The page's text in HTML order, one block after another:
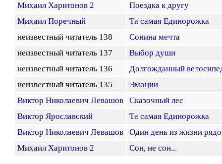
Михаил Харитонов 2
Поездка к другу
Михаил Поречный
Та самая Единорожка
неизвестный читатель 138
Сонина мечта
неизвестный читатель 137
Выбор души
неизвестный читатель 136
Долгожданный
неизвестный читатель 135
Эмоции
Виктор Николаевич Левашов
Сказочный лес
Виктор Ярославский
Та самая Единорожка
Виктор Николаевич Левашов
Один день из жизни
Михаил Харитонов 2
Сон, не сон...